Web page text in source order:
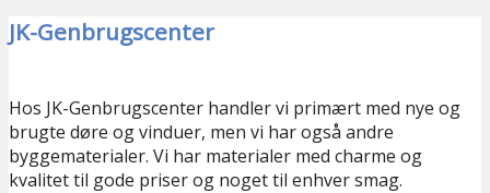
JK-Genbrugscenter
Hos JK-Genbrugscenter handler vi primært med nye og
brugte døre og vinduer, men vi har også andre
byggematerialer. Vi har materialer med charme og
kvalitet til gode priser og noget til enhver smag.